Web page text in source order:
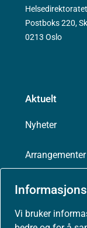
Vi bruker
Helsedirektoratet
Postboks 220,
0213 Oslo
Aktuelt
Nyheter
Arrangementer
Høringer
Presse